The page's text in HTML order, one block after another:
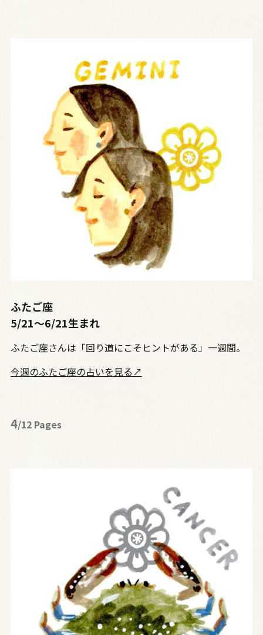
ふたご座
5/21～6/21生まれ
ふたご座さんは「回り道にこそヒントがある」一週間。
今週のふたご座の占いを見る↗
4/12 Pages